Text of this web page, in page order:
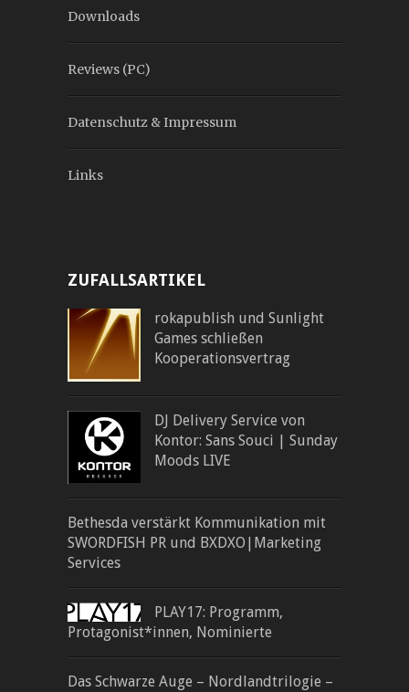
Downloads
Reviews (PC)
Datenschutz & Impressum
Links
ZUFALLSARTIKEL
rokapublish und Sunlight
Games schließen
Kooperationsvertrag
DJ Delivery Service von
Kontor: Sans Souci | Sunday
Moods LIVE
Bethesda verstärkt Kommunikation mit
SWORDFISH PR und BXDXO|Marketing
Services
PLAY17: Programm,
Protagonist*innen, Nominierte
Das Schwarze Auge – Nordlandtrilogie –